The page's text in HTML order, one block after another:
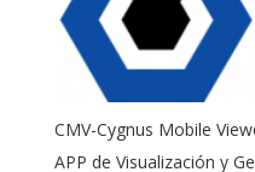
CMV-Cygnus Mobile
APP de Visualización y